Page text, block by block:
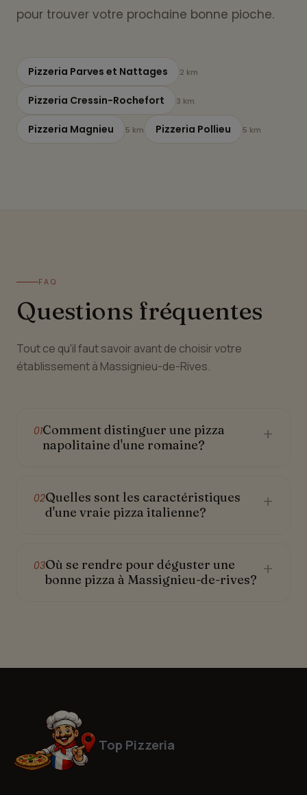
pour trouver votre prochaine bonne pioche.
Pizzeria Parves et Nattages 2 km
Pizzeria Cressin-Rochefort 3 km
Pizzeria Magnieu 5 km Pizzeria Pollieu 5 km
FAQ
Questions fréquentes
Tout ce qu'il faut savoir avant de choisir votre
établissement à Massignieu-de-Rives.
01Comment distinguer une pizza
napolitaine d'une romaine?
+
02Quelles sont les caractéristiques
d'une vraie pizza italienne?
+
03Où se rendre pour déguster une
bonne pizza à Massignieu-de-rives? +
Top Pizzeria